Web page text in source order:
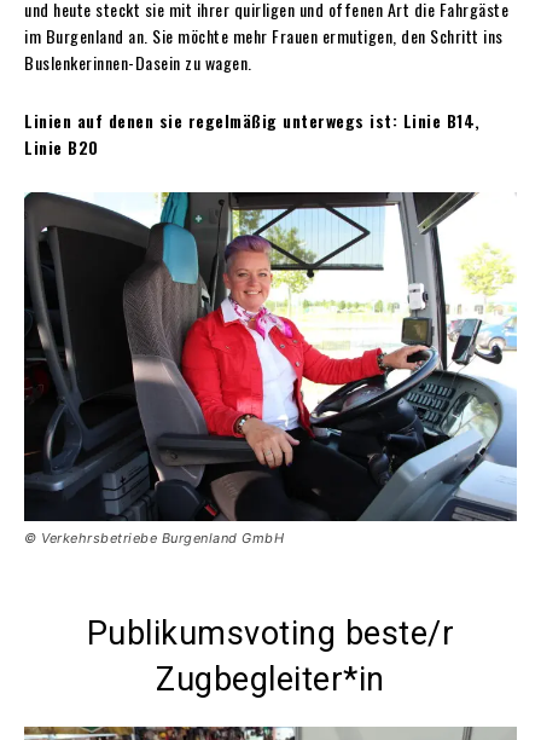
und heute steckt sie mit ihrer quirligen und offenen Art die Fahrgäste
im Burgenland an. Sie möchte mehr Frauen ermutigen, den Schritt ins
Buslenkerinnen-Dasein zu wagen.
Linien auf denen sie regelmäßig unterwegs ist: Linie B14,
Linie B20
© Verkehrsbetriebe Burgenland GmbH
Publikumsvoting beste/r
Zugbegleiter*in